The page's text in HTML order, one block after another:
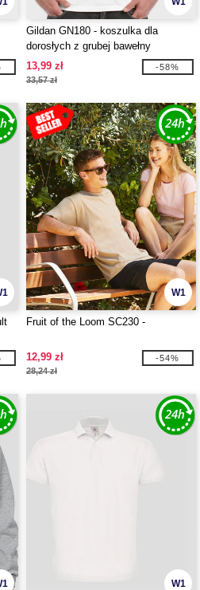
Gildan GN180 - koszulka dla
dorosłych z grubej bawełny
13,99 zł
33,57 zł
-58%
W1
Fruit of the Loom SC230 -
12,99 zł
28,24 zł
-54%
W1